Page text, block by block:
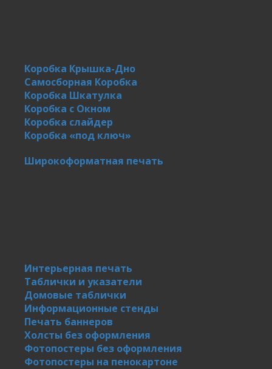
Коробка Крышка-Дно
Самосборная Коробка
Коробка Шкатулка
Коробка с Окном
Коробка слайдер
Коробка «под ключ»
Широкоформатная печать
Интерьерная печать
Таблички и указатели
Домовые таблички
Информационные стенды
Печать баннеров
Холсты без оформления
Фотопостеры без оформления
Фотопостеры на пенокартоне